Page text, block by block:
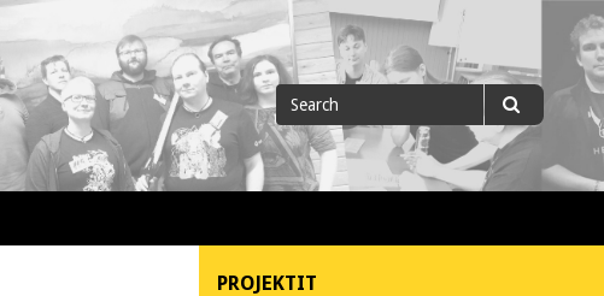
Search
for
PROJEKTIT